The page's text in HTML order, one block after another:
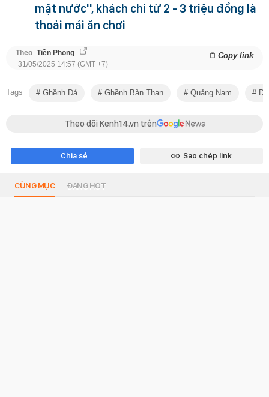
mặt nước'', khách chi từ 2 - 3 triệu đồng là
thoải mái ăn chơi
Theo Tiền Phong Copy link
31/05/2025 14:57 (GMT +7)
Tags Ghềnh Đá Ghềnh Bàn Than Quảng Nam Du
Theo dõi Kenh14.vn trên
Chia sẻ Sao chép link
CÙNG MỤC ĐANG HOT